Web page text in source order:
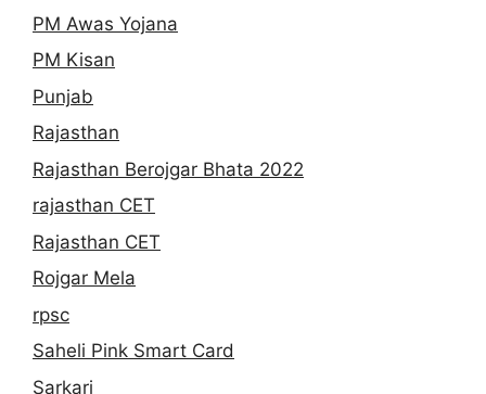
PM Awas Yojana
PM Kisan
Punjab
Rajasthan
Rajasthan Berojgar Bhata 2022
rajasthan CET
Rajasthan CET
Rojgar Mela
rpsc
Saheli Pink Smart Card
Sarkari